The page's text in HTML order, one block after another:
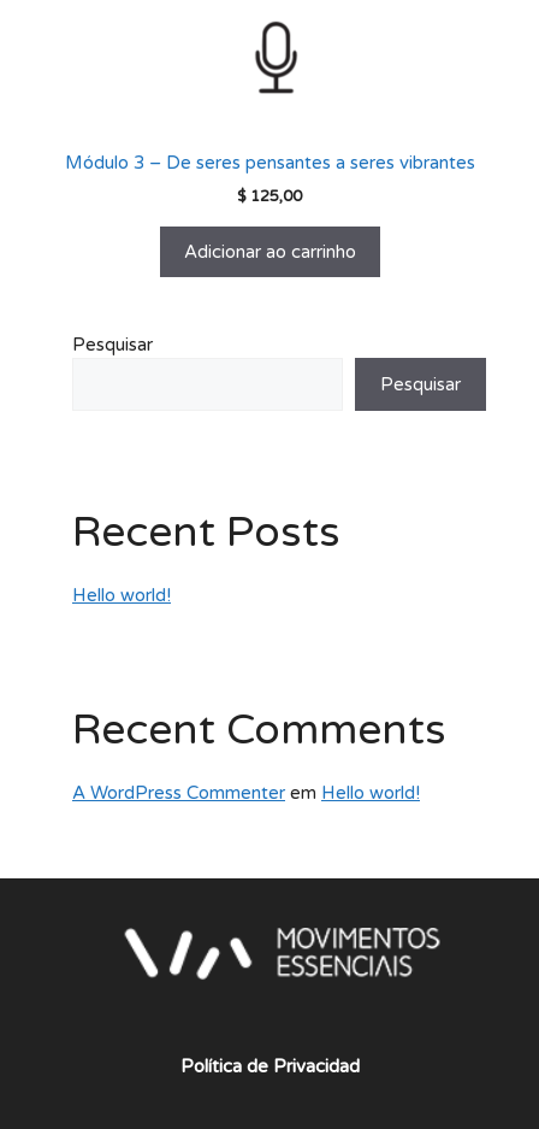
Módulo 3 – De seres pensantes a seres vibrantes
$ 125,00
Adicionar ao carrinho
Pesquisar
Pesquisar
Recent Posts
Hello world!
Recent Comments
A WordPress Commenter em Hello world!
Política de Privacidad